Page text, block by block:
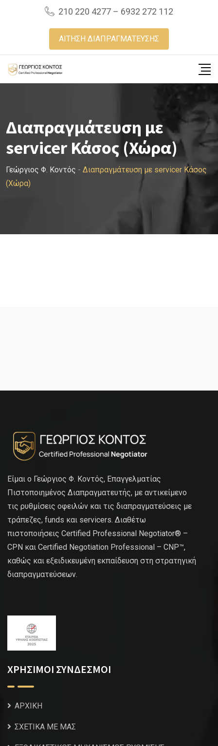
210 220 4277 – 6932 272 112
ΑΙΤΗΣΗ ΔΙΑΠΡΑΓΜΑΤΕΥΣΗΣ
Διαπραγμάτευση με
servicer Κάσος (Χώρα)
Γεώργιος Φ. Κοντός - Διαπραγμάτευση με servicer Κάσος
(Χώρα)
Είμαι ο Γεώργιος Φ. Κοντός, Επαγγελματίας
Πιστοποιημένος Διαπραγματευτής, με αντικείμενο
τις ρυθμίσεις οφειλών και τις διαπραγματεύσεις με
τράπεζες, funds και servicers. Διαθέτω
πιστοποιήσεις Certified Professional Negotiator® –
CPN και Certified Negotiation Professional – CNP™,
καθώς και εξειδικευμένη εκπαίδευση στη στρατηγική
διαπραγματεύσεων.
ΧΡΗΣΙΜΟΙ ΣΥΝΔΕΣΜΟΙ
ΑΡΧΙΚΗ
ΣΧΕΤΙΚΑ ΜΕ ΜΑΣ